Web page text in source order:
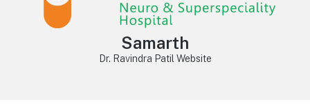
Samarth
Dr. Ravindra Patil Website